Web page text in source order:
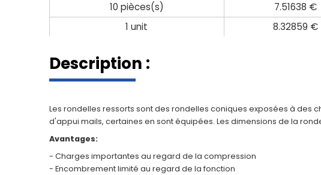
10 pièces(s)
7.51638 €
1 unit
8.32859 €
Description :
Les rondelles ressorts sont des rondelles coniques exposées à des
d'appui mails, certaines en sont équipées. Les dimensions de la
Avantages:
- Charges importantes au regard de la compression
- Encombrement limité au regard de la fonction